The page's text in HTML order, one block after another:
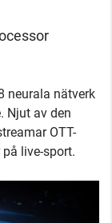
neurala nätverk
Njut av den
OTT-
live-sport.